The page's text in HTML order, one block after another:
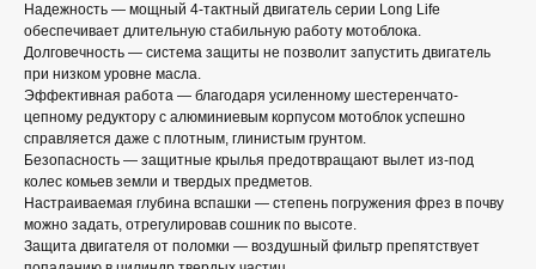
Надежность — мощный 4-тактный двигатель серии Long Life
обеспечивает длительную стабильную работу мотоблока.
Долговечность — система защиты не позволит запустить двигатель
при низком уровне масла.
Эффективная работа — благодаря усиленному шестеренчато-
цепному редуктору с алюминиевым корпусом мотоблок успешно
справляется даже с плотным, глинистым грунтом.
Безопасность — защитные крылья предотвращают вылет из-под
колес комьев земли и твердых предметов.
Настраиваемая глубина вспашки — степень погружения фрез в почву
можно задать, отрегулировав сошник по высоте.
Защита двигателя от поломки — воздушный фильтр препятствует